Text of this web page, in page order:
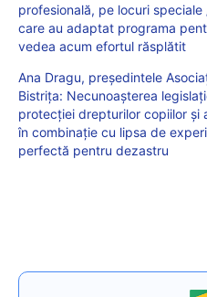
profesională, pe locuri
care au adaptat programa
vedea acum efortul răsplătit
Ana Dragu, președintele
Bistrița: Necunoașterea
protecției drepturilor copiilor și
în combinație cu lipsa de
perfectă pentru dezastru